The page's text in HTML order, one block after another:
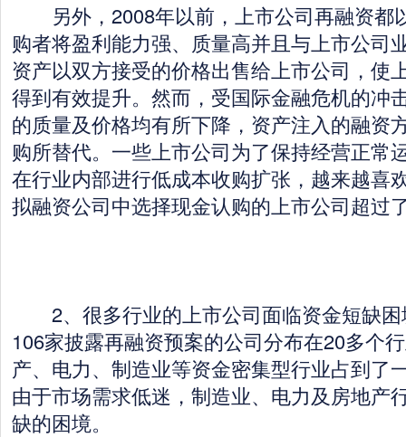
另外，2008年以前，上市公司再融资都
购者将盈利能力强、质量高并且与上市公司
资产以双方接受的价格出售给上市公司，使
得到有效提升。然而，受国际金融危机的冲
的质量及价格均有所下降，资产注入的融资
购所替代。一些上市公司为了保持经营正常
在行业内部进行低成本收购扩张，越来越喜
拟融资公司中选择现金认购的上市公司超过
2、很多行业的上市公司面临资金短缺困
106家披露再融资预案的公司分布在20多个
产、电力、制造业等资金密集型行业占到了
由于市场需求低迷，制造业、电力及房地产
缺的困境。